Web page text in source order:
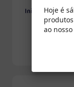
Iniciantes
Trimestre/
Hoje é
ao